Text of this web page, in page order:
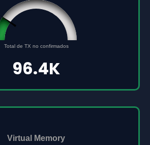
Total de TX no confirmados500000
96.4K
Virtual Memory